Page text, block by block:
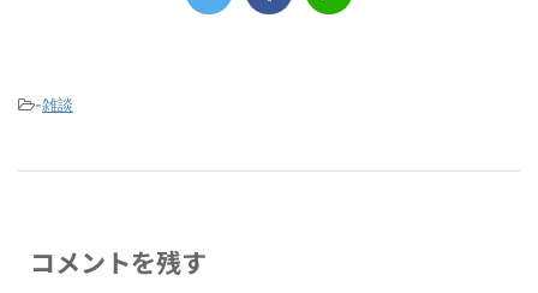
-雑談
コメントを残す